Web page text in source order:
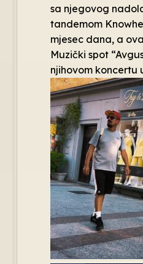
sa njegovog
tandemom
mjesec dana, a
Muzički spot
njihovom koncertu